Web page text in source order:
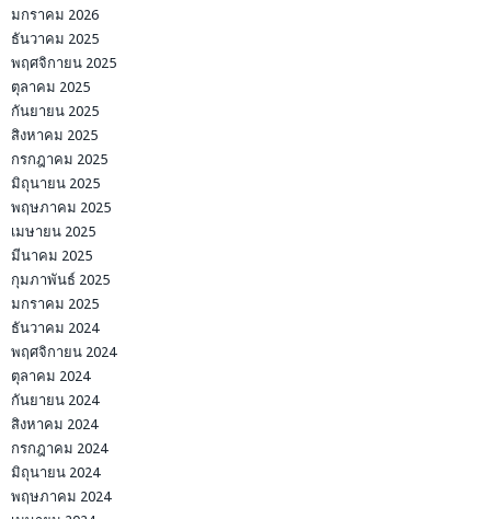
มกราคม 2026
ธันวาคม 2025
พฤศจิกายน 2025
ตุลาคม 2025
กันยายน 2025
สิงหาคม 2025
กรกฎาคม 2025
มิถุนายน 2025
พฤษภาคม 2025
เมษายน 2025
มีนาคม 2025
กุมภาพันธ์ 2025
มกราคม 2025
ธันวาคม 2024
พฤศจิกายน 2024
ตุลาคม 2024
กันยายน 2024
สิงหาคม 2024
กรกฎาคม 2024
มิถุนายน 2024
พฤษภาคม 2024